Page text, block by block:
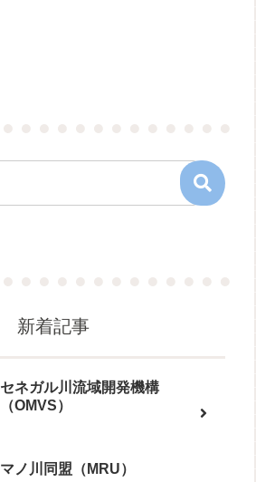
新着記事
セネガル川流域開発機構
（OMVS）
マノ川同盟（MRU）